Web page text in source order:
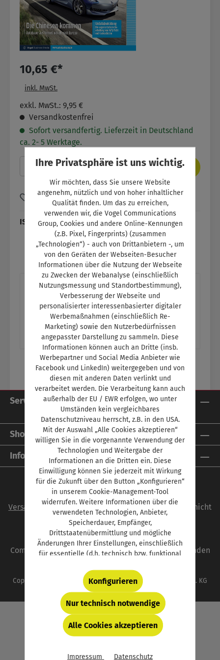
10,65 €*
inkl. MwSt.
exkl. MwSt.: 9,95 €
Versandkostenfrei
Sofort versandfertig. Lieferzeit in Deutschland
ca. 2- 5 Werktage.
Produkt Anzahl: Gib den gewünschten
In den Warenkorb
Zum Merkzettel hinzufügen
ISBN: SW10331
Beschreibung
Titelthema: Die Chinesen kommenAutobauer
aus Fernost wollen nach Europa weitere
Themen:- Unfallabwicklung: Die
organisatoris… Mehr
Service-Hotline
Shop Service
Informationen
Alle Preise inkl. gesetzl. Mehrwertsteuer zzgl.
Versandkostenund ggf. Nachnahmegebühren, wenn nicht
anders angegeben.
autoFACHMANN ist eine Marke der Vogel
Communications Group. Unser gesamtes Angebot finden
Copyright © 2026 Vogel Communications Group GmbH & Co. KG
Ihre Privatsphäre ist uns wichtig.
Wir möchten, dass Sie unsere Website
angenehm, nützlich und von hoher inhaltlicher
Qualität finden. Um das zu erreichen,
verwenden wir, die Vogel Communications
Group, Cookies und andere Online-Kennungen
(z.B. Pixel, Fingerprints) (zusammen
„Technologien“) - auch von Drittanbietern -, um
von den Geräten der Webseiten-Besucher
Informationen über die Nutzung der Webseite
zu Zwecken der Webanalyse (einschließlich
Nutzungsmessung und Standortbestimmung),
Verbesserung der Webseite und
personalisierter interessenbasierter digitaler
Werbemaßnahmen (einschließlich Re-
Marketing) sowie den Nutzerbedürfnissen
angepasster Darstellung zu sammeln. Diese
Informationen können auch an Dritte (insb.
Werbepartner und Social Media Anbieter wie
Facebook und LinkedIn) weitergegeben und von
diesen mit anderen Daten verlinkt und
verarbeitet werden. Die Verarbeitung kann auch
außerhalb der EU / EWR erfolgen, wo unter
Umständen kein vergleichbares
Datenschutzniveau herrscht, z.B. in den USA.
Mit der Auswahl „Alle Cookies akzeptieren“
willigen Sie in die vorgenannte Verwendung der
Technologien und Weitergabe der
Informationen an die Dritten ein. Diese
Einwilligung können Sie jederzeit mit Wirkung
für die Zukunft über den Button „Konfigurieren“
in unserem Cookie-Management-Tool
widerrufen. Weitere Informationen über die
verwendeten Technologien, Anbieter,
Speicherdauer, Empfänger,
Drittstaatenübermittlung und mögliche
Änderungen Ihrer Einstellungen, einschließlich
für essentielle (d.h. technisch bzw. funktional
verlinkten Datenschutzerklärung und hinter
dem Button „Konfigurieren“.
Nur technisch notwendige
Konfigurieren
Alle Cookies akzeptieren
Impressum Datenschutz